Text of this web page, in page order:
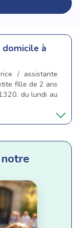
à
/ assistante
fille de 2 ans
du lundi au